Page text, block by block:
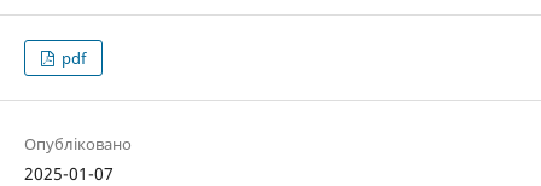
pdf
Опубліковано
2025-01-07